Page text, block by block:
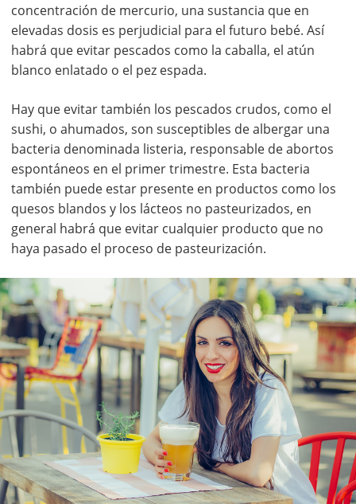
concentración de mercurio, una sustancia que en
elevadas dosis es perjudicial para el futuro bebé. Así
habrá que evitar pescados como la caballa, el atún
blanco enlatado o el pez espada.
Hay que evitar también los pescados crudos, como el
sushi, o ahumados, son susceptibles de albergar una
bacteria denominada listeria, responsable de abortos
espontáneos en el primer trimestre. Esta bacteria
también puede estar presente en productos como los
quesos blandos y los lácteos no pasteurizados, en
general habrá que evitar cualquier producto que no
haya pasado el proceso de pasteurización.